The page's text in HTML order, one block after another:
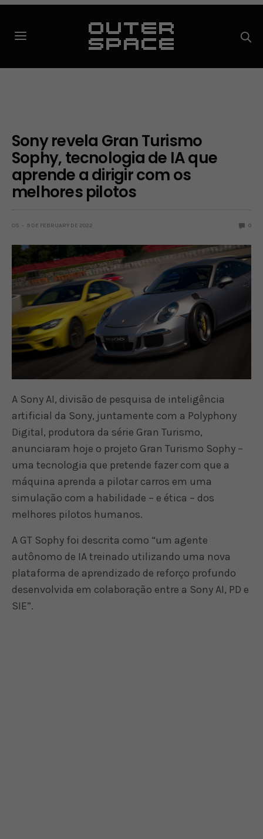
Sony revela Gran Turismo
Sophy, tecnologia de IA que
aprende a dirigir com os
melhores pilotos
OS 9 DE FEBRUARY DE 2022 0
A Sony AI, divisão de pesquisa de inteligência
artificial da Sony, juntamente com a Polyphony
Digital, produtora da série Gran Turismo,
anunciaram hoje o projeto Gran Turismo Sophy –
uma tecnologia que pretende fazer com que a
máquina aprenda a pilotar carros em uma
simulação com a habilidade – e ética – dos
melhores pilotos humanos.
A GT Sophy foi descrita como “um agente
autônomo de IA treinado utilizando uma nova
plataforma de aprendizado de reforço profundo
desenvolvida em colaboração entre a Sony AI, PD e
SIE”.